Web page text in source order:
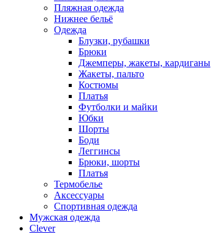
Пляжная одежда
Нижнее бельё
Одежда
Блузки, рубашки
Брюки
Джемперы, жакеты, кардиганы
Жакеты, пальто
Костюмы
Платья
Футболки и майки
Юбки
Шорты
Боди
Леггинсы
Брюки, шорты
Платья
Термобелье
Аксессуары
Спортивная одежда
Мужская одежда
Clever